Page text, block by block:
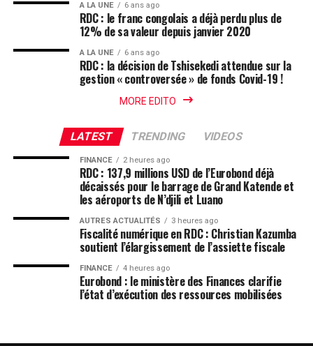
A LA UNE 6 ans ago
RDC : le franc congolais a déjà perdu plus de
12% de sa valeur depuis janvier 2020
A LA UNE 6 ans ago
RDC : la décision de Tshisekedi attendue sur la
gestion « controversée » de fonds Covid-19 !
MORE EDITO
LATEST TRENDING VIDEOS
FINANCE 2 heures ago
RDC : 137,9 millions USD de l’Eurobond déjà
décaissés pour le barrage de Grand Katende et
les aéroports de N’djili et Luano
AUTRES ACTUALITÉS 3 heures ago
Fiscalité numérique en RDC : Christian Kazumba
soutient l’élargissement de l’assiette fiscale
FINANCE 4 heures ago
Eurobond : le ministère des Finances clarifie
l’état d’exécution des ressources mobilisées